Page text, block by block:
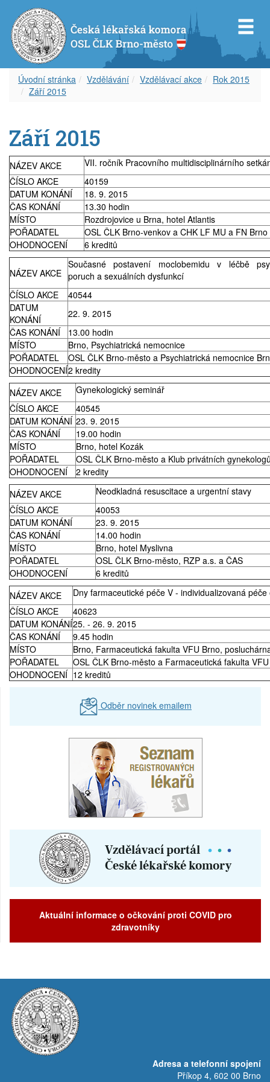
Úvodní stránka Vzdělávání Vzdělávací akce
Rok 2015
Září 2015
Září 2015
NÁZEV AKCE
VII. ročník Pracovního multidisciplinárního
ČÍSLO AKCE
40159
DATUM KONÁNÍ
18. 9. 2015
ČAS KONÁNÍ
13.30 hodin
MÍSTO
Rozdrojovice u Brna, hotel Atlantis
POŘADATEL
OSL ČLK Brno-venkov a CHK LF MU a FN Brno
OHODNOCENÍ
6 kreditů
NÁZEV AKCE
Současné postavení moclobemidu v léčbě
poruch a sexuálních dysfunkcí
ČÍSLO AKCE
40544
DATUM
KONÁNÍ
22. 9. 2015
ČAS KONÁNÍ
13.00 hodin
MÍSTO
Brno, Psychiatrická nemocnice
POŘADATEL
OSL ČLK Brno-město a Psychiatrická nemocnice
OHODNOCENÍ2 kredity
NÁZEV AKCE
Gynekologický seminář
ČÍSLO AKCE
40545
DATUM KONÁNÍ 23. 9. 2015
ČAS KONÁNÍ
19.00 hodin
MÍSTO
Brno, hotel Kozák
POŘADATEL
OSL ČLK Brno-město a Klub privátních
OHODNOCENÍ
2 kredity
NÁZEV AKCE
Neodkladná resuscitace a urgentní stavy
ČÍSLO AKCE
40053
DATUM KONÁNÍ
23. 9. 2015
ČAS KONÁNÍ
14.00 hodin
MÍSTO
Brno, hotel Myslivna
POŘADATEL
OSL ČLK Brno-město, RZP a.s. a ČAS
OHODNOCENÍ
6 kreditů
NÁZEV AKCE
Dny farmaceutické péče V - individualizovaná
ČÍSLO AKCE
40623
DATUM KONÁNÍ25. - 26. 9. 2015
ČAS KONÁNÍ
9.45 hodin
MÍSTO
Brno, Farmaceutická fakulta VFU Brno,
POŘADATEL
OSL ČLK Brno-město a Farmaceutická fakulta
OHODNOCENÍ 12 kreditů
Odběr novinek emailem
Aktuální informace o očkování proti COVID pro
zdravotníky
Adresa a telefonní spojení
Příkop 4, 602 00 Brno
Revizní komise OS ČLK Brno-město
Čestná rada OS ČLK Brno-město
Delegáti sjezdu ČLK
Zápisy z okresních shromáždění
Vzdělávací akce
Věstník ČLK
Etický kodex
Aktuality
Zápisy z okresního shromáždění
Informace lékařům
Archív článků
Aktuální inzerce
Volná místa – nabídka
Volná místa – poptávka
Zástupy – nabídka
Zástupy – poptávka
Prodej
Pronájem a prodej ordinací
Převzetí praxe
Odkazy
Časopis
Covid-19